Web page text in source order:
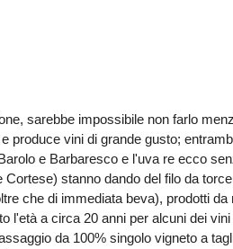
sarebbe impossibile non farlo
produce vini di grande gusto;
e Barbaresco e l'uva re ecco
stanno dando del filo da
che di immediata beva), prodotti da
l'età a circa 20 anni per alcuni dei
da 100% singolo vigneto a